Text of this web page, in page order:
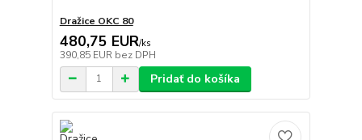
Dražice OKC 80
480,75 EUR/ks
390,85 EUR bez DPH
Pridať do košíka